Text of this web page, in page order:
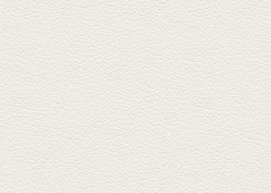
健軍で人吉の有名店のぎょうざ
を！『松龍軒健軍店』で、味わ
いの刻...
2025年12月19日放送
おばんざい三種盛＆麻婆
豆腐
東区月出『中華酒場アガレヤ』
は、スパイスが効いた一味違う
中華が...
2025年11月28日放送
ごま鯛＆牛すじ大根
名店揃いの並木坂ドルハウスビ
ルに今年生まれた新たな名店、
『家庭...